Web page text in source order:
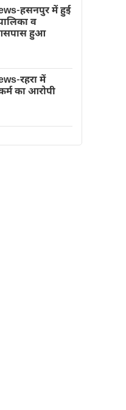
हसनपुर में हुई
व
हुआ
रहरा में
का आरोपी